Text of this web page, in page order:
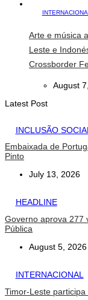
Arte e música
Leste e
Crossborder
August
Latest Post
INCLUSÃO SOCIAL
Embaixada de
Pinto
July 13, 2026
HEADLINE
Governo aprova 277
Pública
August 5, 2026
INTERNACIONAL
Timor-Leste